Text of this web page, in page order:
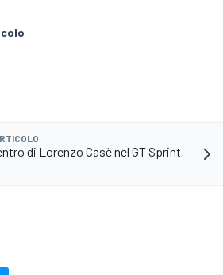
di Lorenzo Casè nel GT Sprint